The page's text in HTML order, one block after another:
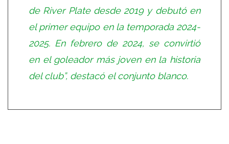
de River Plate desde 2019 y debutó en
el primer equipo en la temporada 2024-
2025. En febrero de 2024, se convirtió
en el goleador más joven en la historia
del club”, destacó el conjunto blanco.